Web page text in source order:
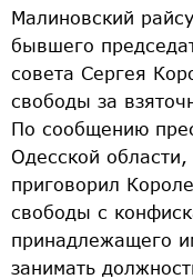
Малиновский
бывшего
совета Сергея
свободы за
По сообщению
Одесской
приговорил
свободы с
принадлежащего
занимать